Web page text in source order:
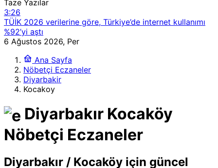
Taze Yazılar
3:26
TÜİK 2026 verilerine göre, Türkiye’de internet kullanımı
%92’yi aştı
23:23
kutluyor
20:40
Apple ve Telegram Çatışması: Şifreli Mesajlaşmada
Gizlilik ve Güvenlik İkilemi
Spotify, Premium abone sayısını 300 milyona çıkardı
18:11
WhatsApp’tan oyunun kurallarını değiştiren @herkese
23:23
6 Ağustos 2026, Per
Ana Sayfa
Nöbetçi Eczaneler
Diyarbakir
Kocakoy
Diyarbakır Kocaköy
Nöbetçi Eczaneler
Diyarbakır / Kocaköy için güncel